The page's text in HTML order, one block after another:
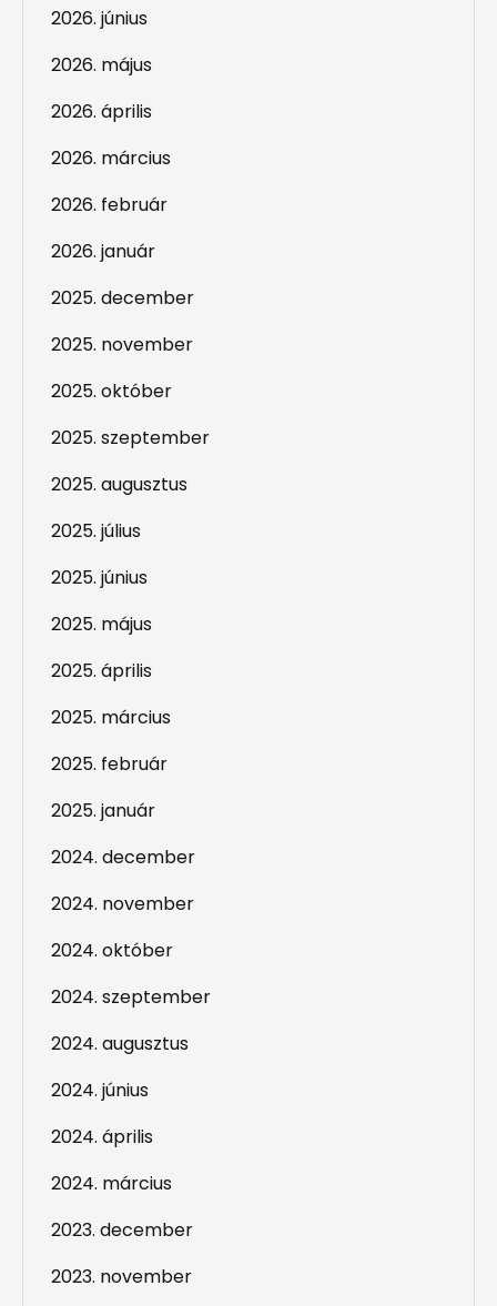
2026. június
2026. május
2026. április
2026. március
2026. február
2026. január
2025. december
2025. november
2025. október
2025. szeptember
2025. augusztus
2025. július
2025. június
2025. május
2025. április
2025. március
2025. február
2025. január
2024. december
2024. november
2024. október
2024. szeptember
2024. augusztus
2024. június
2024. április
2024. március
2023. december
2023. november